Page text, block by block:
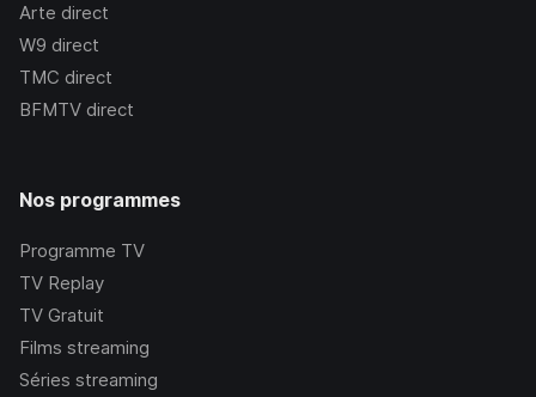
Arte direct
W9 direct
TMC direct
BFMTV direct
Nos programmes
Programme TV
TV Replay
TV Gratuit
Films streaming
Séries streaming